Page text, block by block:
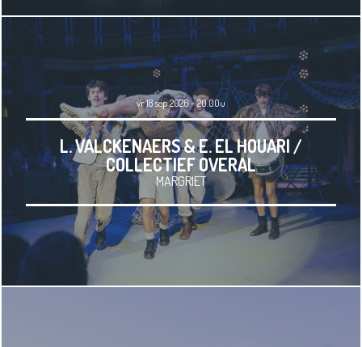
vr 18 sep 2026 - 20.00u
L. VALCKENAERS & E. EL HOUARI /
COLLECTIEF OVERAL
MARGRIET